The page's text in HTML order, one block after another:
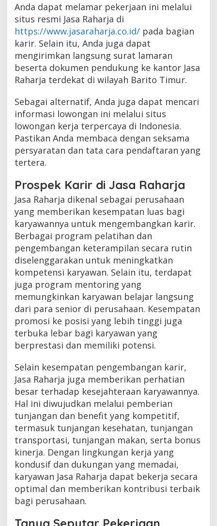
Anda dapat melamar pekerjaan ini melalui
situs resmi Jasa Raharja di
https://www.jasaraharja.co.id/ pada bagian
karir. Selain itu, Anda juga dapat
mengirimkan langsung surat lamaran
beserta dokumen pendukung ke kantor Jasa
Raharja terdekat di wilayah Barito Timur.
Sebagai alternatif, Anda juga dapat mencari
informasi lowongan ini melalui situs
lowongan kerja terpercaya di Indonesia.
Pastikan Anda membaca dengan seksama
persyaratan dan tata cara pendaftaran yang
tertera.
Prospek Karir di Jasa Raharja
Jasa Raharja dikenal sebagai perusahaan
yang memberikan kesempatan luas bagi
karyawannya untuk mengembangkan karir.
Berbagai program pelatihan dan
pengembangan keterampilan secara rutin
diselenggarakan untuk meningkatkan
kompetensi karyawan. Selain itu, terdapat
juga program mentoring yang
memungkinkan karyawan belajar langsung
dari para senior di perusahaan. Kesempatan
promosi ke posisi yang lebih tinggi juga
terbuka lebar bagi karyawan yang
berprestasi dan memiliki potensi.
Selain kesempatan pengembangan karir,
Jasa Raharja juga memberikan perhatian
besar terhadap kesejahteraan karyawannya.
Hal ini diwujudkan melalui pemberian
tunjangan dan benefit yang kompetitif,
termasuk tunjangan kesehatan, tunjangan
transportasi, tunjangan makan, serta bonus
kinerja. Dengan lingkungan kerja yang
kondusif dan dukungan yang memadai,
karyawan Jasa Raharja dapat bekerja secara
optimal dan memberikan kontribusi terbaik
bagi perusahaan.
Tanya Seputar Pekerjaan